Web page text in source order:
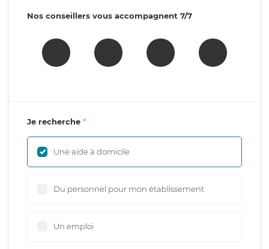
Nos conseillers vous accompagnent 7/7
Je recherche
Une aide à domicile
Du personnel pour mon établissement
Un emploi